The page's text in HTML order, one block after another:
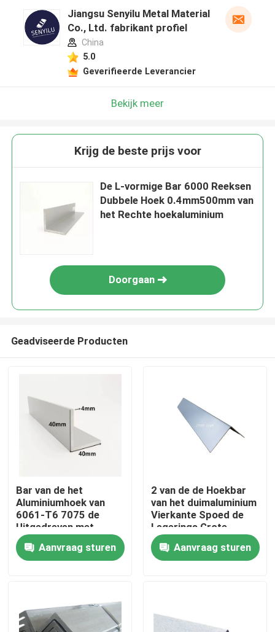
Thuis
Videos
Jiangsu Senyilu Metal Material
Co., Ltd. fabrikant profiel
China
5.0
Geverifieerde Leverancier
Bekijk meer
Krijg de beste prijs voor
De L-vormige Bar 6000 Reeksen
Dubbele Hoek 0.4mm500mm van
het Rechte hoekaluminium
Doorgaan
Geadviseerde Producten
Bar van de het
Aluminiumhoek van
6061-T6 7075 de
Uitgedreven met
Gaten Structurele
Decoratief
Aanvraag sturen
2 van de de Hoekbar
van het duimaluminium
Vierkante Spoed de
Legerings Grote
Afmeting Zwarte
Witte 1x1Aanvraag sturen